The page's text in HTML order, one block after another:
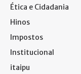
Ética e Cidadania
Hinos
Impostos
Institucional
itaipu